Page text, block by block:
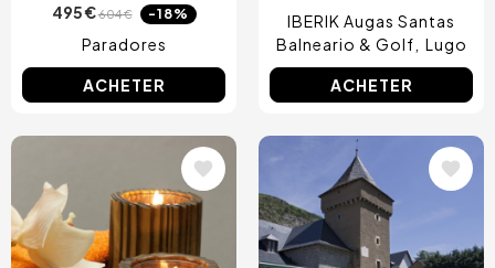
495 €604 € -18%
Paradores
ACHETER
IBERIK Augas Santas
Balneario & Golf
Lugo
ACHETER
Image